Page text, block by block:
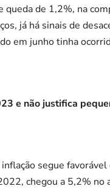
de 1,2%, na
já há sinais de
em junho tinha
e não justifica
segue
chegou a 5,2%